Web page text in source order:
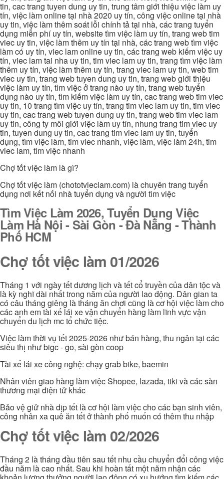
tin, cac trang tuyen dung uy tin, trung tâm giới thiệu việc làm uy
tín, việc làm online tại nhà 2020 uy tín, công việc online tại nhà
uy tin, việc làm thêm soát lỗi chính tả tại nhà, các trang tuyển
dụng miễn phí uy tín, website tìm việc làm uy tín, trang web tim
viec uy tin, việc làm thêm uy tín tại nhà, các trang web tìm việc
làm có uy tín, viec lam online uy tin, các trang web kiếm việc uy
tín, viec lam tai nha uy tin, tim viec lam uy tin, trang tìm việc làm
thêm uy tín, việc làm thêm uy tín, trang viec lam uy tin, web tim
viec uy tin, trang web tuyen dung uy tin, trang web giới thiệu
việc làm uy tín, tìm việc ở trang nào uy tín, trang web tuyển
dụng nào uy tín, tìm kiếm việc làm uy tín, cac trang web tim viec
uy tin, 10 trang tìm việc uy tín, trang tim viec lam uy tin, tim viec
uy tin, cac trang web tuyen dung uy tin, trang web tim viec lam
uy tin, công ty môi giới việc làm uy tín, nhung trang tim viec uy
tin, tuyen dung uy tin, cac trang tim viec lam uy tin, tuyển
dụng, tìm việc làm, tim viec nhanh, việc làm, việc làm 24h, tim
viec lam, tìm việc nhanh
Chợ tốt việc làm là gì?
Chợ tốt việc làm (chototvieclam.com) là chuyên trang tuyển
dụng nơi kết nối nhà tuyển dụng và người tìm việc
Tìm Việc Làm 2026, Tuyển Dụng Việc
Làm Hà Nội - Sài Gòn - Đà Nẵng - Thành
Phố HCM
Chợ tốt việc làm 01/2026
Tháng 1 với ngày tết dương lịch và tết cổ truyền của dân tộc và
là kỳ nghĩ dài nhất trong năm của người lao động. Dân gian ta
có câu tháng giêng là tháng ăn chơi cũng là cơ hội việc làm cho
các anh em tài xế lái xe vận chuyển hàng làm lĩnh vực vận
chuyển du lịch mc tổ chức tiệc.
Việc làm thời vụ tết 2025-2026 như bán hàng, thu ngân tại các
siêu thị như bigc - go, sài gòn coop
Tài xế lái xe công nghệ: chạy grab bike, baemin
Nhân viên giao hàng làm việc Shopee, lazada, tiki và các sàn
thương mại điện tử khác
Bảo vệ giử nhà dịp tết là cơ hội làm việc cho các bạn sinh viên,
công nhân xa quê ăn tết ở thành phố muốn có thêm thu nhập
Chợ tốt việc làm 02/2026
Tháng 2 là tháng đầu tiên sau tết nhu cầu chuyển đổi công việc
đầu năm là cao nhất. Sau khi hoàn tất một năm nhận các